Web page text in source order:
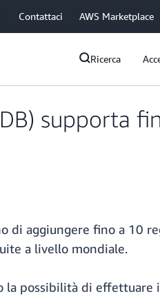
Contattaci AWS Marketplace
Ricerca
supporta
di aggiungere fino a 10
a livello mondiale.
la possibilità di effettuare